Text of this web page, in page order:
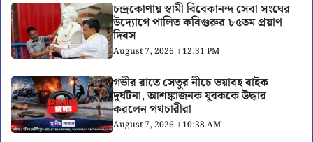
চন্দ্রকোণায় স্বামী বিবেকানন্দ সেবা সংঘের
উদ্যোগে পালিত কবিগুরুর ৮৫তম প্রয়াণ
দিবস
August 7, 2026 । 12:31 PM
গভীর রাতে সেতুর নীচে ভয়াবহ বাইক
দুর্ঘটনা, আশঙ্কাজনক যুবককে উদ্ধার
করলেন পথচারীরা
August 7, 2026 । 10:38 AM